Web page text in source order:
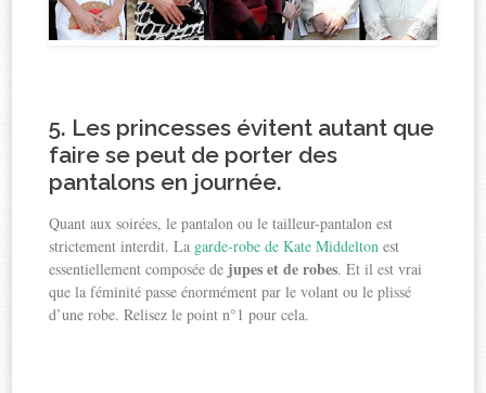
5. Les princesses évitent autant que
faire se peut de porter des
pantalons en journée.
Quant aux soirées, le pantalon ou le tailleur-pantalon est
strictement interdit. La garde-robe de Kate Middelton est
essentiellement composée de jupes et de robes. Et il est vrai
que la féminité passe énormément par le volant ou le plissé
d’une robe. Relisez le point n°1 pour cela.